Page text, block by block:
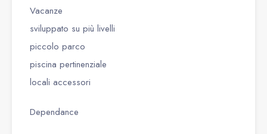
Vacanze
sviluppato su più livelli
piccolo parco
piscina pertinenziale
locali accessori
Dependance